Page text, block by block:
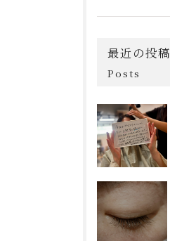
最近の投稿
Posts